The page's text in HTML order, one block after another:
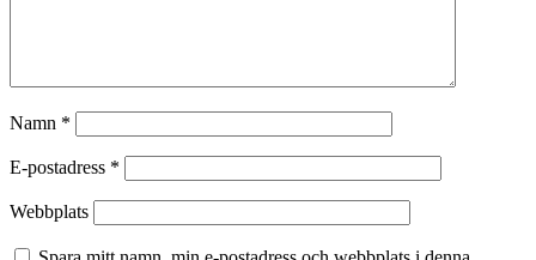
Namn *
E-postadress *
Webbplats